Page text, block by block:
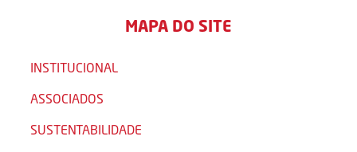
MAPA DO SITE
INSTITUCIONAL
ASSOCIADOS
SUSTENTABILIDADE